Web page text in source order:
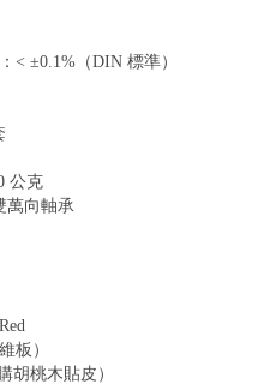
< ±0.1%（DIN 標準）
公克
萬向軸承
板）
胡桃木貼皮）